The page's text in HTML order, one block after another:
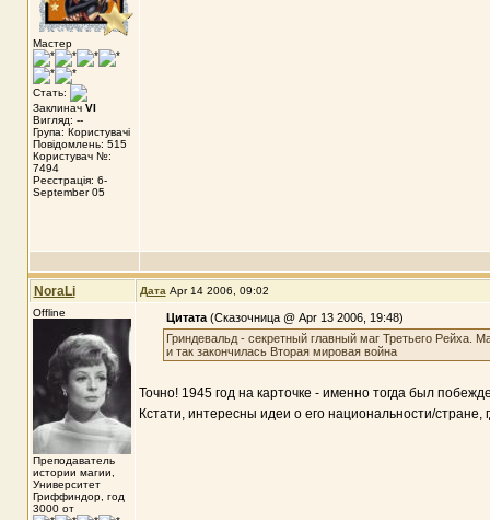
Мастер
Стать:
Заклинач VI
Вигляд: --
Група: Користувачі
Повідомлень: 515
Користувач №:
7494
Реєстрація: 6-
September 05
NoraLi Дата Apr 14 2006, 09:02
Offline
Преподаватель
истории магии,
Университет
Гриффиндор, год
3000 от
Цитата(Сказочница @ Apr 13 2006, 19:48)
Гриндевальд - секретный главный маг Третьего Рейха.
и так закончилась Вторая мировая война
Точно! 1945 год на карточке - именно тогда был
Кстати, интересны идеи о его национальности/